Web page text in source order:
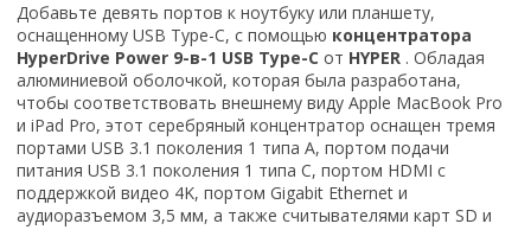
Добавьте девять портов к ноутбуку или планшету,
оснащенному USB Type-C, с помощью концентратора
HyperDrive Power 9-в-1 USB Type-C от HYPER . Обладая
алюминиевой оболочкой, которая была разработана,
чтобы соответствовать внешнему виду Apple MacBook Pro
и iPad Pro, этот серебряный концентратор оснащен тремя
портами USB 3.1 поколения 1 типа A, портом подачи
питания USB 3.1 поколения 1 типа C, портом HDMI с
поддержкой видео 4K, портом Gigabit Ethernet и
аудиоразъемом 3,5 мм, а также считывателями карт SD и